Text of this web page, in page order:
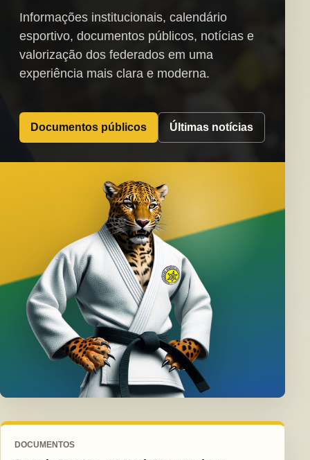
Informações institucionais, calendário
esportivo, documentos públicos, notícias e
valorização dos federados em uma
experiência mais clara e moderna.
Documentos públicos Últimas notícias
DOCUMENTOS